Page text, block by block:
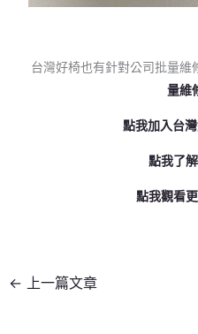
台灣好椅也有針對公司批量維
量維
點我加入台
點我了
點我觀看
← 上一篇文章